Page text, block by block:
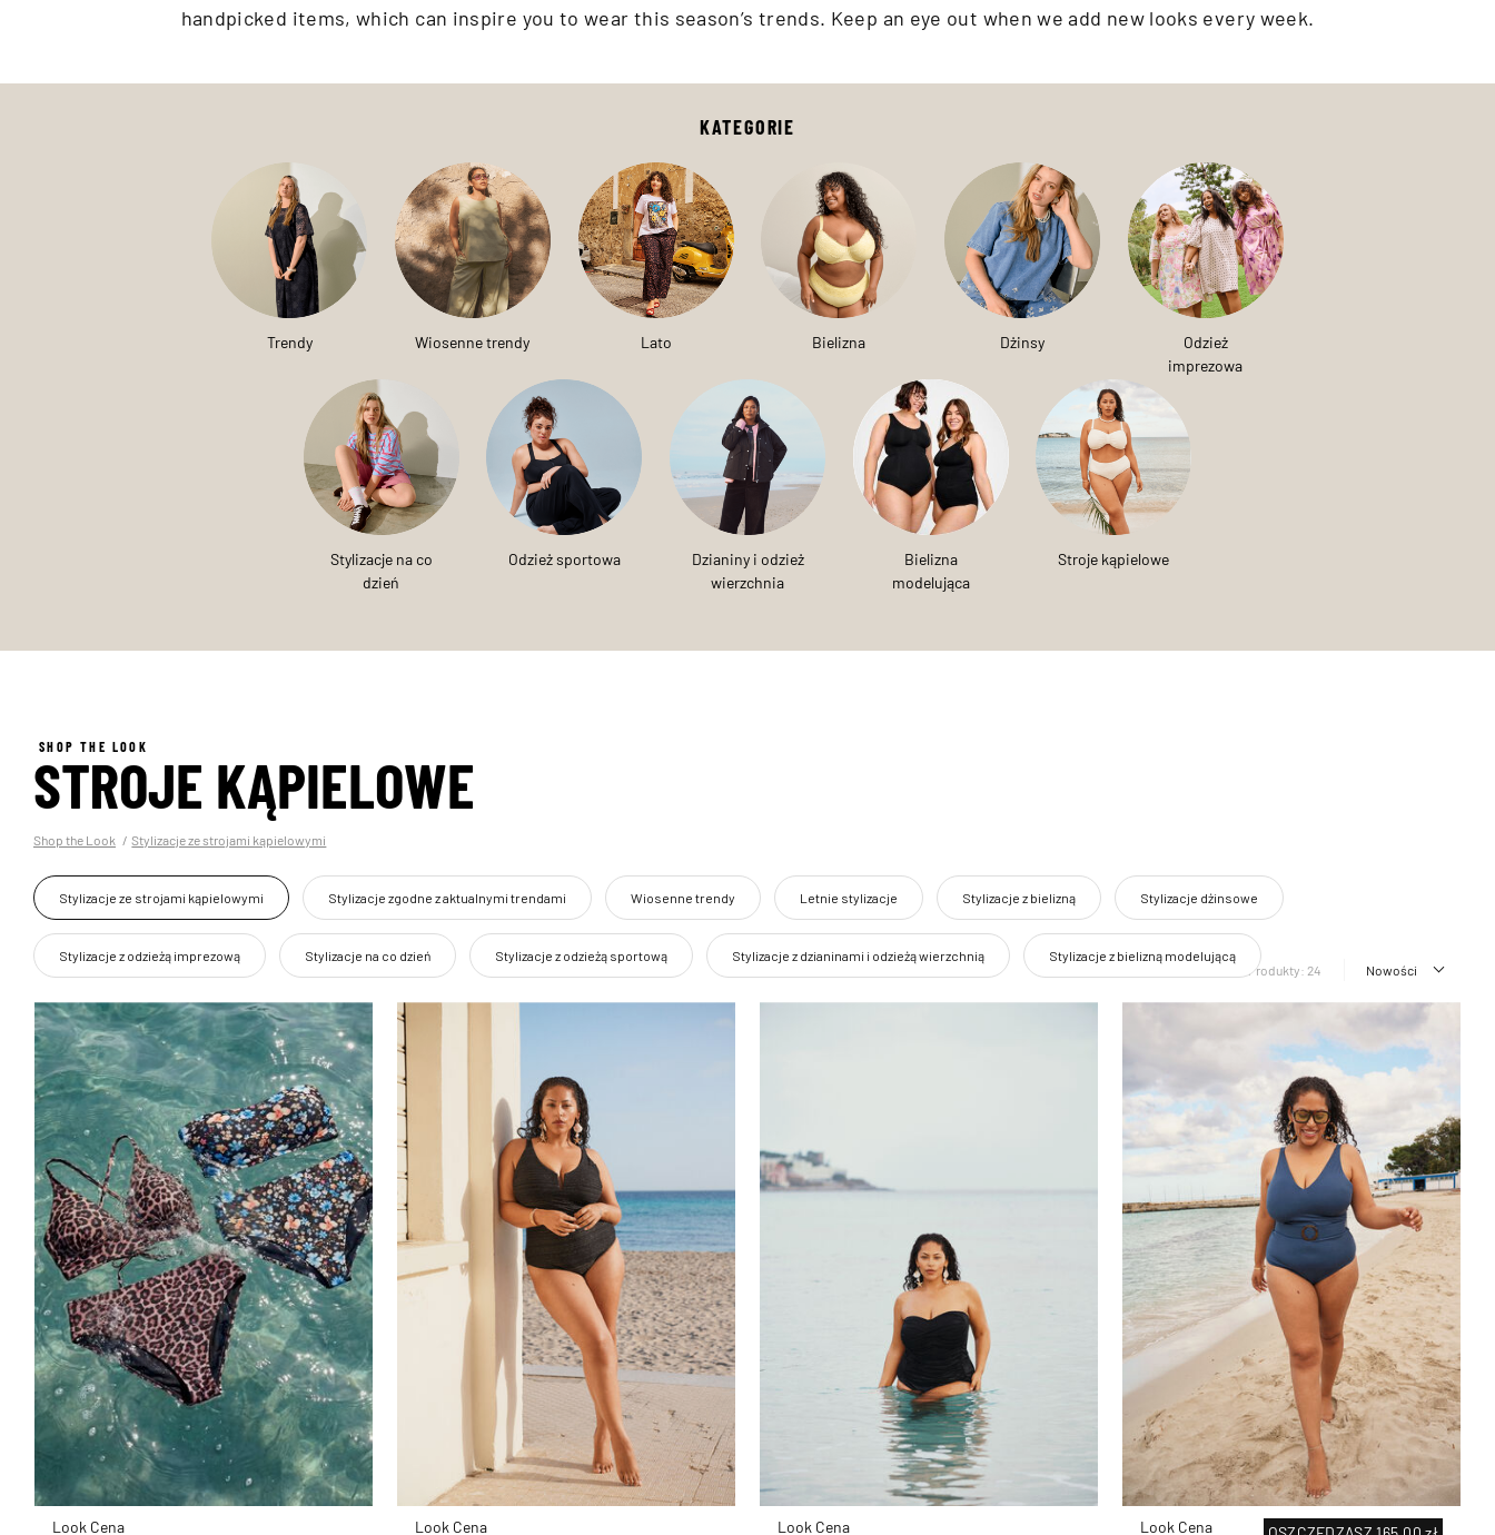
handpicked items, which can inspire you to wear this season’s trends. Keep an eye out when we add new looks every week.
KATEGORIE
Trendy Wiosenne trendy Lato Bielizna Dżinsy
Odzież
imprezowa
Stylizacje na co
dzień
Odzież sportowa
Dzianiny i odzież
wierzchnia
Bielizna
modelująca
Stroje kąpielowe
SHOP THE LOOK
STROJE KĄPIELOWE
Shop the Look Stylizacje ze strojami kąpielowymi
Stylizacje zgodne z aktualnymi trendami Wiosenne trendy Letnie stylizacje Stylizacje z bielizną Stylizacje dżinsowe
Stylizacje z odzieżą imprezową Stylizacje na co dzień Stylizacje z odzieżą sportową Stylizacje z dzianinami i odzieżą wierzchnią Stylizacje z bielizną modelującą
Stylizacje ze strojami kąpielowymi
Produkty: 24 Nowości
Look Cena Look Cena Look Cena Look Cena